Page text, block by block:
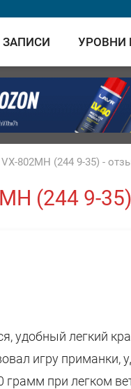
ЗАПИСИ УРОВНИ
802MH (244 9-35) -
(244 9-35)
удобный легкий
игру приманки,
грамм при легком